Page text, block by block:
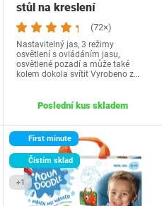
stůl na kreslení
(72×)
Nastavitelný jas, 3 režimy
osvětlení s ovládáním jasu,
osvětlené pozadí a může také
kolem dokola svítit Vyrobeno z…
Poslední kus skladem
First minute
Čistím sklad
+1